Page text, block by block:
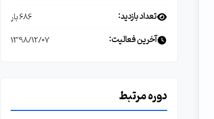
تعداد بازدید: 686 بار
آخرین فعالیت: 1398/12/07
دوره مرتبط